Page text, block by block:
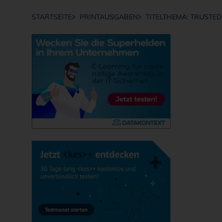
Breadcrumb-Navigation
STARTSEITE PRINTAUSGABEN TITELTHEMA: